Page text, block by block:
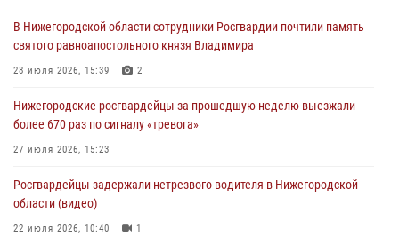
В Нижегородской области сотрудники Росгвардии почтили память
святого равноапостольного князя Владимира
28 июля 2026, 15:39 2
Нижегородские росгвардейцы за прошедшую неделю выезжали
более 670 раз по сигналу «тревога»
27 июля 2026, 15:23
Росгвардейцы задержали нетрезвого водителя в Нижегородской
области (видео)
22 июля 2026, 10:40 1